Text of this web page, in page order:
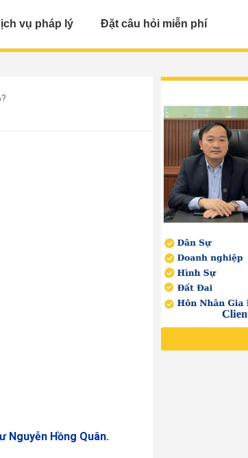
vụ pháp lý Đặt câu hỏi miễn phí
Nguyễn Hồng Quân.